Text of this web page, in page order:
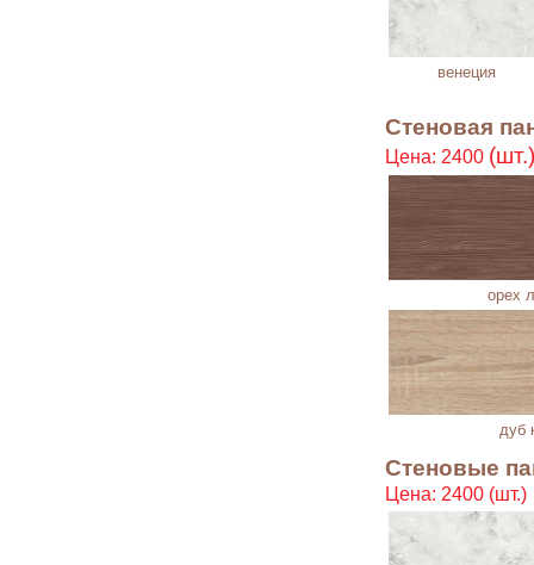
венеция
Стеновая
Цена: 2400 (шт.)
орех
дуб
Стеновые
Цена: 2400 (шт.)